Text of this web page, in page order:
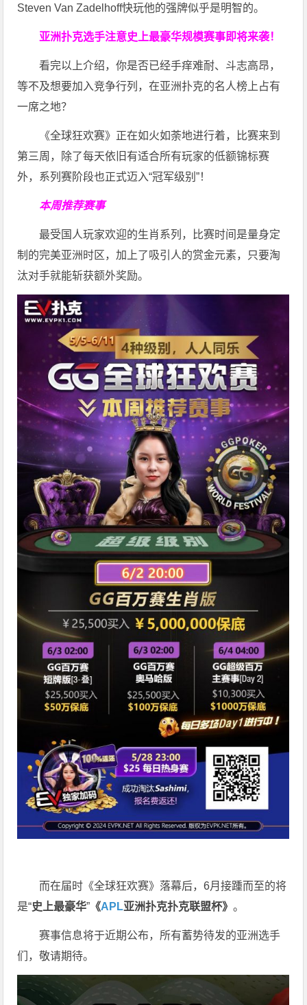
Steven Van Zadelhoff快玩他的强牌似乎是明智的。
亚洲扑克选手注意史上最豪华规模赛事即将来袭！
看完以上介绍，你是否已经手痒难耐、斗志高昂，
等不及想要加入竞争行列，在亚洲扑克的名人榜上占有
一席之地？
《全球狂欢赛》正在如火如荼地进行着，比赛来到
第三周，除了每天依旧有适合所有玩家的低额锦标赛
外，系列赛阶段也正式迈入“冠军级别”！
本周推荐赛事
最受国人玩家欢迎的生肖系列，比赛时间是量身定
制的完美亚洲时区，加上了吸引人的赏金元素，只要淘
汰对手就能斩获额外奖励。
而在届时《全球狂欢赛》落幕后，6月接踵而至的将
是“史上最豪华” 《APL亚洲扑克扑克联盟杯》。
赛事信息将于近期公布，所有蓄势待发的亚洲选手
们，敬请期待。